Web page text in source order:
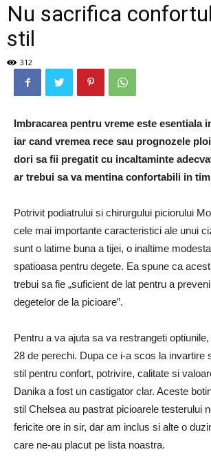
Nu sacrifica
stil
312
Imbracarea pentru vreme este esentiala
iar cand vremea rece sau prognozele
dori sa fii pregatit cu incaltaminte
ar trebui sa va mentina confortabili in
Potrivit podiatrului si chirurgului piciorului
cele mai importante caracteristici ale unui
sunt o latime buna a tijei, o inaltime
spatioasa pentru degete. Ea spune ca
trebui sa fie „suficient de lat pentru a
degetelor de la picioare”.
Pentru a va ajuta sa va restrangeti
28 de perechi. Dupa ce i-a scos la invartire
stil pentru confort, potrivire, calitate si
Danika a fost un castigator clar. Aceste
stil Chelsea au pastrat picioarele testerului
fericite ore in sir, dar am inclus si alte o
care ne-au placut pe lista noastra.